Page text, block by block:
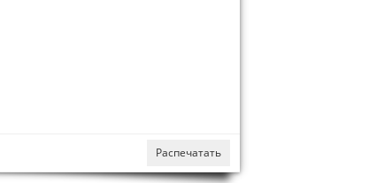
Распечатать